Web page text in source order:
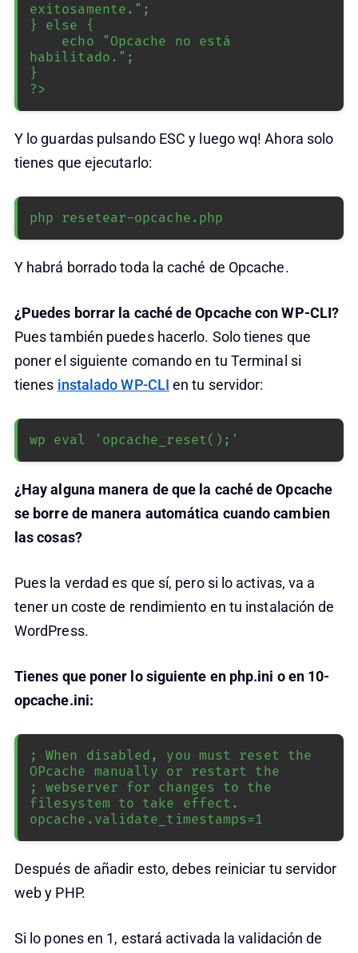
exitosamente.";
} else {
habilitado.";
}
?>
Y lo guardas pulsando ESC y luego wq! Ahora solo
tienes que ejecutarlo:
php resetear-opcache.php
Y habrá borrado toda la caché de Opcache.
¿Puedes borrar la caché de Opcache con WP-CLI?
Pues también puedes hacerlo. Solo tienes que
poner el siguiente comando en tu Terminal si
tienes instalado WP-CLI en tu servidor:
wp eval 'opcache_reset();'
¿Hay alguna manera de que la caché de Opcache
se borre de manera automática cuando cambien
las cosas?
Pues la verdad es que sí, pero si lo activas, va a
tener un coste de rendimiento en tu instalación de
WordPress.
Tienes que poner lo siguiente en php.ini o en 10-
opcache.ini:
; When disabled, you must reset the
OPcache manually or restart the
; webserver for changes to the
filesystem to take effect.
opcache.validate_timestamps=1
Después de añadir esto, debes reiniciar tu servidor
web y PHP.
Si lo pones en 1, estará activada la validación de